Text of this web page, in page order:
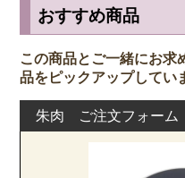
おすすめ商品
この商品とご一緒にお求
品をピックアップしてい
朱肉 ご注文フォーム